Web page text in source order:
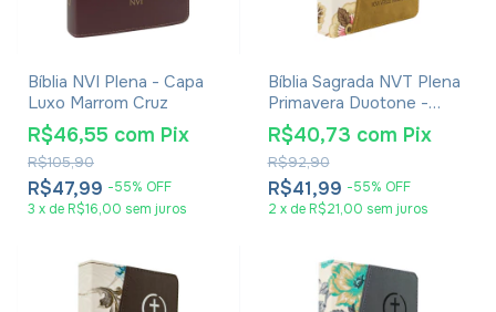
Bíblia NVI Plena - Capa
Luxo Marrom Cruz
R$47,99 -55% OFF
R$105,90
R$46,55 com Pix
3 x de R$16,00 sem juros
Bíblia Sagrada NVT Plena
Primavera Duotone -
Capa Luxo Tecido
Marrom Claro
R$41,99 -55% OFF
R$92,90
R$40,73 com Pix
2 x de R$21,00 sem juros